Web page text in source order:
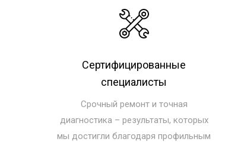
Сертифицированные
специалисты
Срочный ремонт и точная
диагностика – результаты, которых
мы достигли благодаря профильным